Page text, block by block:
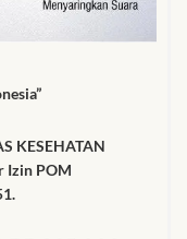
KESEHATAN
Izin POM